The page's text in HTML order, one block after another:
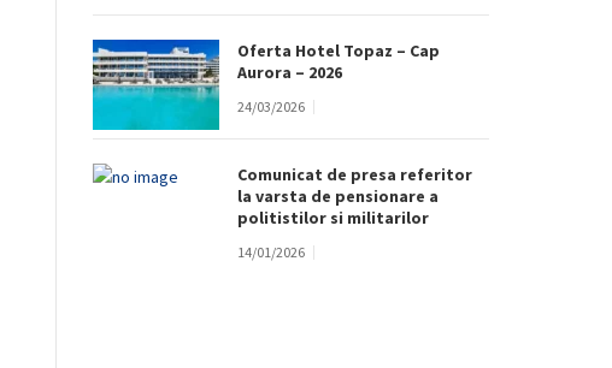
Oferta Hotel Topaz – Cap
Aurora – 2026
24/03/2026
Comunicat de presa referitor
la varsta de pensionare a
politistilor si militarilor
14/01/2026